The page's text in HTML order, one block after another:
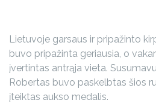
Lietuvoje garsaus ir pripažinto
buvo pripažinta geriausia, o
įvertintas antrąja vieta.
Robertas buvo paskelbtas šios
įteiktas aukso medalis.